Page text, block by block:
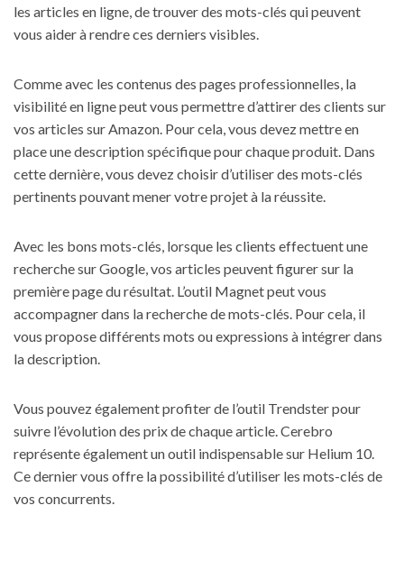
les articles en ligne, de trouver des mots-clés qui peuvent
vous aider à rendre ces derniers visibles.
Comme avec les contenus des pages professionnelles, la
visibilité en ligne peut vous permettre d’attirer des clients sur
vos articles sur Amazon. Pour cela, vous devez mettre en
place une description spécifique pour chaque produit. Dans
cette dernière, vous devez choisir d’utiliser des mots-clés
pertinents pouvant mener votre projet à la réussite.
Avec les bons mots-clés, lorsque les clients effectuent une
recherche sur Google, vos articles peuvent figurer sur la
première page du résultat. L’outil Magnet peut vous
accompagner dans la recherche de mots-clés. Pour cela, il
vous propose différents mots ou expressions à intégrer dans
la description.
Vous pouvez également profiter de l’outil Trendster pour
suivre l’évolution des prix de chaque article. Cerebro
représente également un outil indispensable sur Helium 10.
Ce dernier vous offre la possibilité d’utiliser les mots-clés de
vos concurrents.